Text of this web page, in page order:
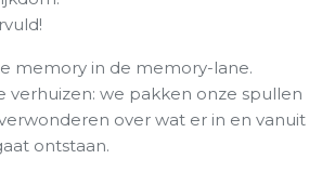
memory in de memory-lane.
verhuizen: we pakken onze spullen
over wat er in en vanuit
ontstaan.